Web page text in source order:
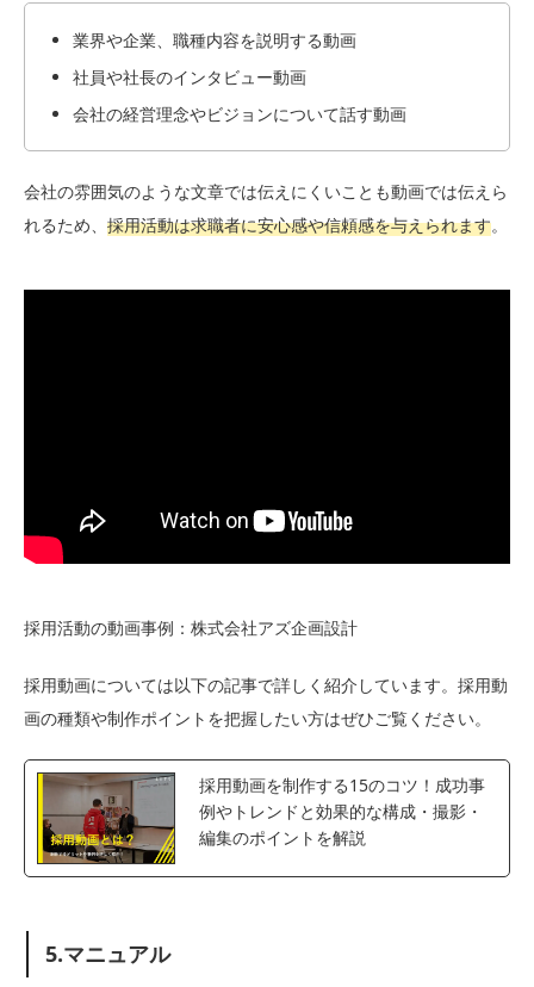
業界や企業、職種内容を説明する動画
社員や社長のインタビュー動画
会社の経営理念やビジョンについて話す動画
会社の雰囲気のような文章では伝えにくいことも動画では伝えら
れるため、 採用活動は求職者に安心感や信頼感を与えられます。
採用活動の動画事例：株式会社アズ企画設計
採用動画については以下の記事で詳しく紹介しています。採用動
画の種類や制作ポイントを把握したい方はぜひご覧ください。
採用動画を制作する15のコツ！成功事
例やトレンドと効果的な構成・撮影・
編集のポイントを解説
5.マニュアル